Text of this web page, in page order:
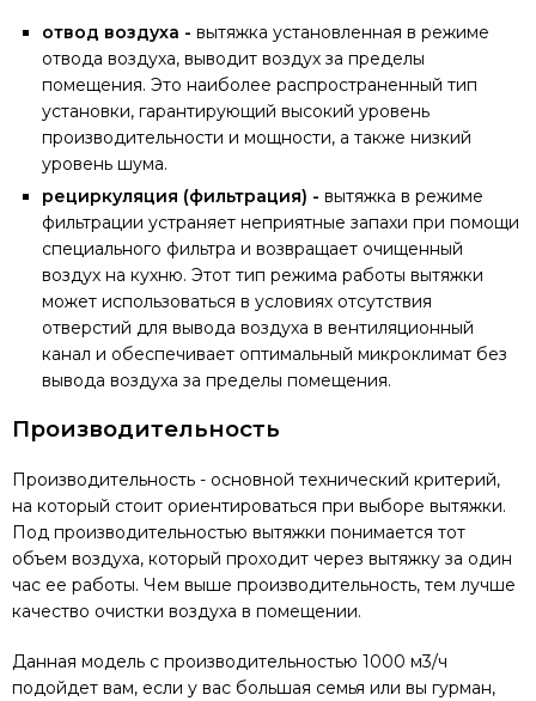
отвод воздуха - вытяжка установленная в режиме
отвода воздуха, выводит воздух за пределы
помещения. Это наиболее распространенный тип
установки, гарантирующий высокий уровень
производительности и мощности, а также низкий
уровень шума.
рециркуляция (фильтрация) - вытяжка в режиме
фильтрации устраняет неприятные запахи при помощи
специального фильтра и возвращает очищенный
воздух на кухню. Этот тип режима работы вытяжки
может использоваться в условиях отсутствия
отверстий для вывода воздуха в вентиляционный
канал и обеспечивает оптимальный микроклимат без
вывода воздуха за пределы помещения.
Производительность
Производительность - основной технический критерий,
на который стоит ориентироваться при выборе вытяжки.
Под производительностью вытяжки понимается тот
объем воздуха, который проходит через вытяжку за один
час ее работы. Чем выше производительность, тем лучше
качество очистки воздуха в помещении.
Данная модель с производительностью 1000 м3/ч
подойдет вам, если у вас большая семья или вы гурман,